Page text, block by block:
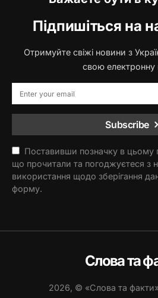
Підпишіться на
Отримуйте свіжі новини з
свою електронну
Subscribe
Поставивши позначку в цьому
що прочитали та погоджуєтеся
використання щодо зберігання
форму.
Слова та
2026, © «Слова та